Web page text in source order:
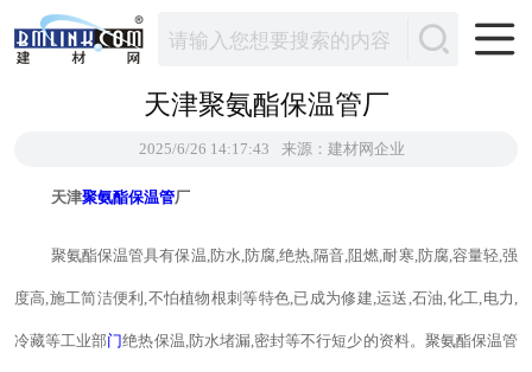
天津聚氨酯保温管厂
2025/6/26 14:17:43 来源：建材网企业
天津聚氨酯保温管厂
聚氨酯保温管具有保温,防水,防腐,绝热,隔音,阻燃,耐寒,防腐,容量轻,强
度高,施工简洁便利,不怕植物根刺等特色,已成为修建,运送,石油,化工,电力,
冷藏等工业部门绝热保温,防水堵漏,密封等不行短少的资料。聚氨酯保温管